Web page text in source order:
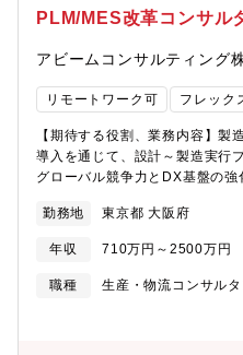
げられるような社会的インパク
マンとしても経営におけるス
プが可能となっているポジショ
定・精密機械メーカー：在庫ア
評価と提案【所属組織につい
Unit】「GlobalでのSCM構築」
革」といった伝統的なテーマに
べき「グリーントランスフォー
ラーエコノミー（循環経済）」
グローバル知見と最新の事例な
値の創造の取り組みを行うプロ
すすめポイント】■ECM/SCMの
らずに実務的な変革経験まで伴
バランスを気にした組織運営が
PLM/MES改革コンサル
アビームコンサルティング
リモートワーク可 フレック
【期待する役割、業務内容】
導入を通じて、設計～製造実行
グローバル競争力とDX基盤の
S&OP導入やAI予測モデル構築
の最適化を支援【プロジェクト
による設計～製造プロセスの情
PLM/MES連携による設計～製
援【所属組織について/
勤務地 東京都 大阪府
年収 710万円～2500万円
職種
生産・物流コンサルタ